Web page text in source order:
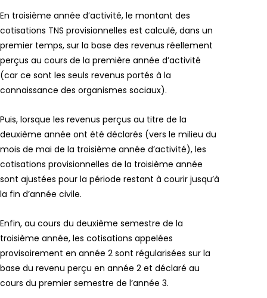
En troisième année d’activité, le montant des
cotisations TNS provisionnelles est calculé, dans un
premier temps, sur la base des revenus réellement
perçus au cours de la première année d’activité
(car ce sont les seuls revenus portés à la
connaissance des organismes sociaux).
Puis, lorsque les revenus perçus au titre de la
deuxième année ont été déclarés (vers le milieu du
mois de mai de la troisième année d’activité), les
cotisations provisionnelles de la troisième année
sont ajustées pour la période restant à courir jusqu’à
la fin d’année civile.
Enfin, au cours du deuxième semestre de la
troisième année, les cotisations appelées
provisoirement en année 2 sont régularisées sur la
base du revenu perçu en année 2 et déclaré au
cours du premier semestre de l’année 3.